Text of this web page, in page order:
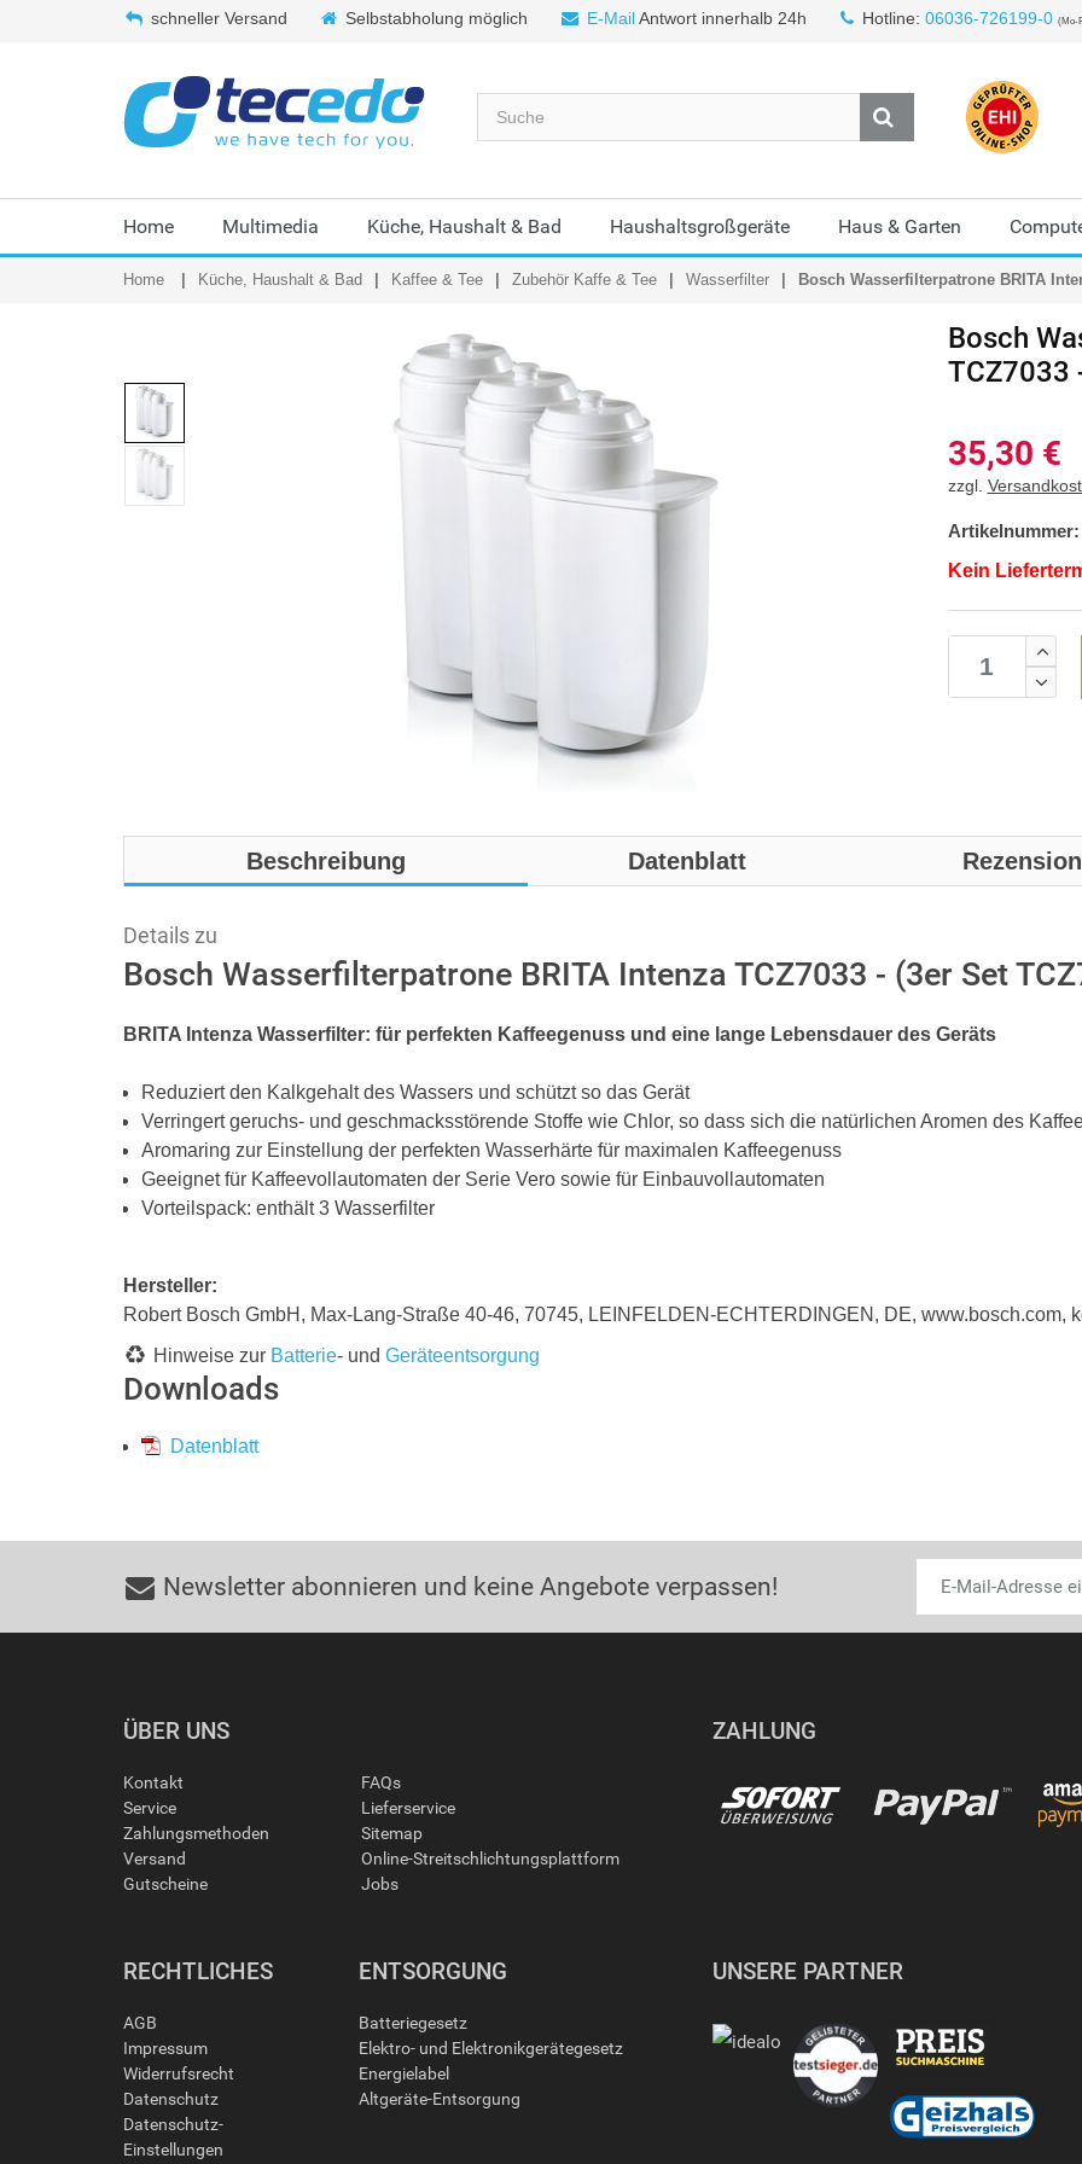
schneller Versand Selbstabholung möglich E-MailAntwort innerhalb 24h Hotline: 06036-726199-0 (Mo-
Home Multimedia Küche, Haushalt & Bad Haushaltsgroßgeräte Haus & Garten
Home Küche, Haushalt & Bad Kaffee & Tee Zubehör Kaffe & Tee Wasserfilter Bosch Wasserfilterpatrone BRITA
Bosch
TCZ7033
35,30 €
zzgl.
Artikelnummer:
Kein
Beschreibung Datenblatt
Details zu
Bosch Wasserfilterpatrone BRITA Intenza TCZ7033 - (3er Set
BRITA Intenza Wasserfilter: für perfekten Kaffeegenuss und eine lange Lebensdauer des Geräts
Reduziert den Kalkgehalt des Wassers und schützt so das Gerät
Verringert geruchs- und geschmacksstörende Stoffe wie Chlor, so dass sich die natürlichen Aromen des
Aromaring zur Einstellung der perfekten Wasserhärte für maximalen Kaffeegenuss
Geeignet für Kaffeevollautomaten der Serie Vero sowie für Einbauvollautomaten
Vorteilspack: enthält 3 Wasserfilter
Hersteller:
Robert Bosch GmbH, Max-Lang-Straße 40-46, 70745, LEINFELDEN-ECHTERDINGEN, DE, www.bosch.com,
Hinweise zur Batterie- und Geräteentsorgung
Downloads
Datenblatt
Newsletter abonnieren und keine Angebote verpassen!
ÜBER UNS
Kontakt
Service
Zahlungsmethoden
Versand
Gutscheine
FAQs
Lieferservice
Sitemap
Online-Streitschlichtungsplattform
Jobs
ZAHLUNG
RECHTLICHES
AGB
Impressum
Widerrufsrecht
Datenschutz
Datenschutz-
Einstellungen
ENTSORGUNG
Batteriegesetz
Elektro- und Elektronikgerätegesetz
Energielabel
Altgeräte-Entsorgung
UNSERE PARTNER